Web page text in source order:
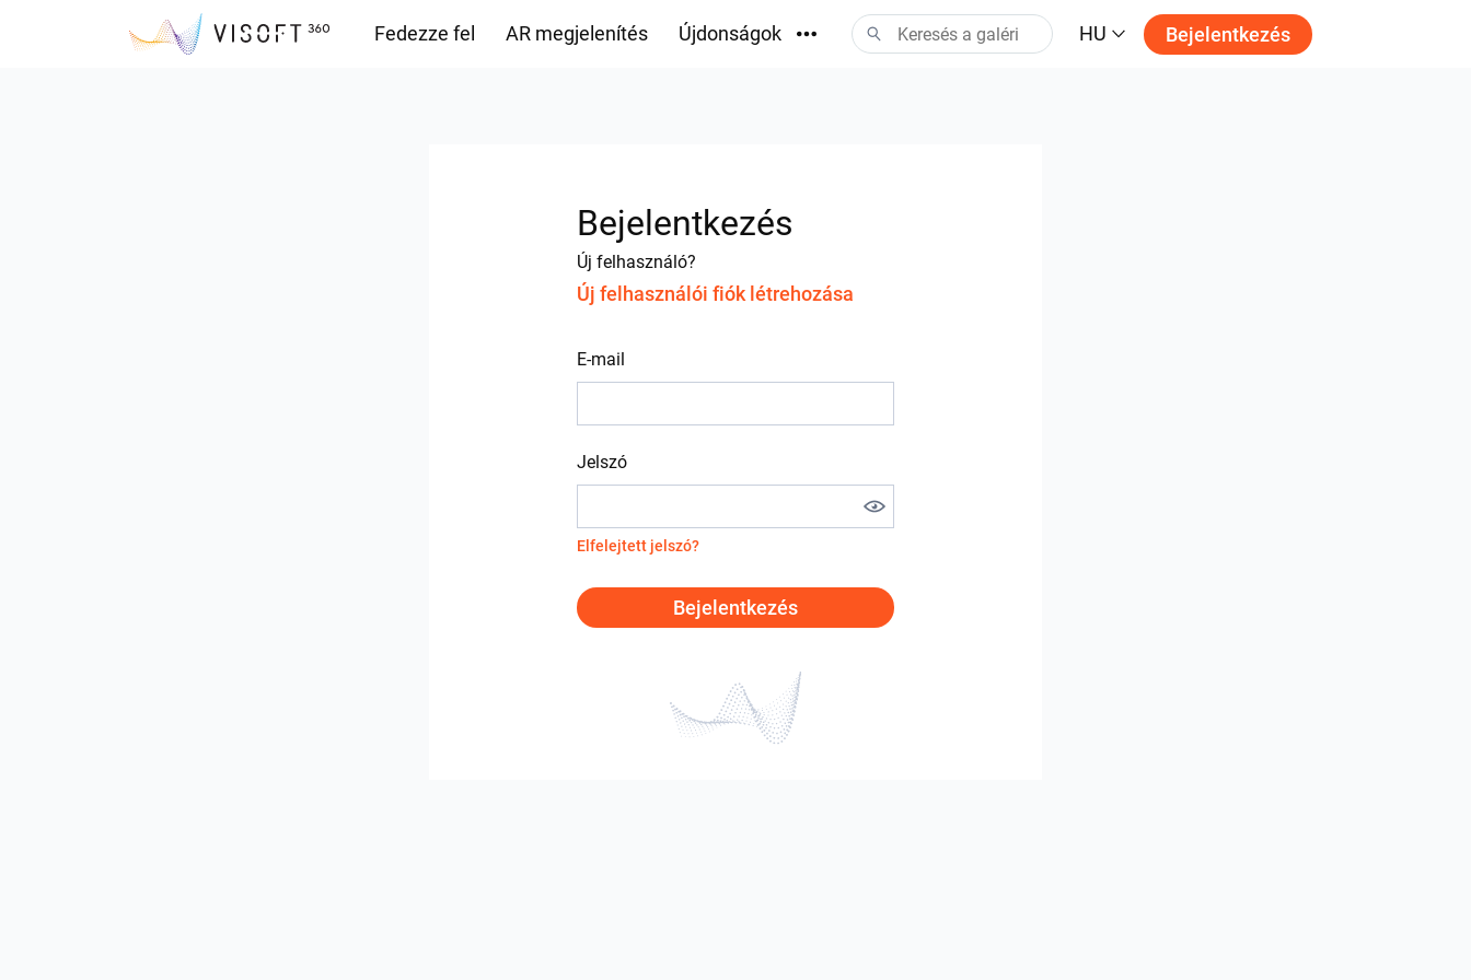
Fedezze fel AR megjelenítés Újdonságok HU Bejelentkezés
Bejelentkezés
Új felhasználó?
Új felhasználói fiók létrehozása
E-mail
Jelszó
Elfelejtett jelszó?
Bejelentkezés